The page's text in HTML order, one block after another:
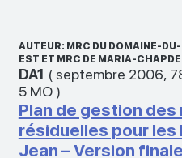
AUTEUR: MRC DU DOMAINE-
EST ET MRC DE MARIA-
DA1 ( septembre 2006,
5 MO)
Plan de gestion
résiduelles pour les
Jean – Version finale